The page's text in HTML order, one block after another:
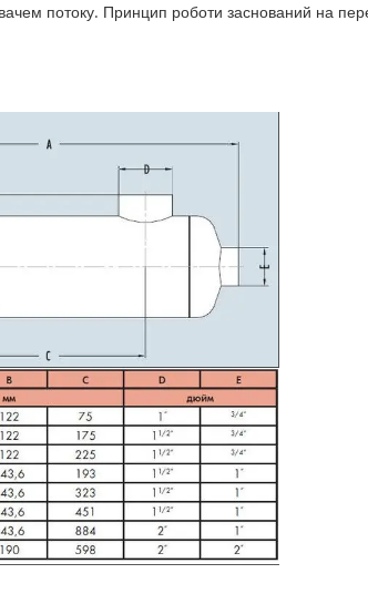
потоку. Принцип роботи заснований на